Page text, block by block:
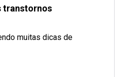
transtornos
muitas dicas de